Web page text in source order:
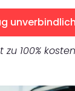
zu 100%